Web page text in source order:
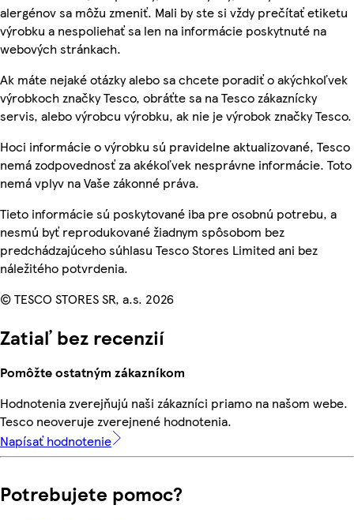
alergénov sa môžu zmeniť. Mali by ste si vždy prečítať etiketu
výrobku a nespoliehať sa len na informácie poskytnuté na
webových stránkach.
Ak máte nejaké otázky alebo sa chcete poradiť o akýchkoľvek
výrobkoch značky Tesco, obráťte sa na Tesco zákaznícky
servis, alebo výrobcu výrobku, ak nie je výrobok značky Tesco.
Hoci informácie o výrobku sú pravidelne aktualizované, Tesco
nemá zodpovednosť za akékoľvek nesprávne informácie. Toto
nemá vplyv na Vaše zákonné práva.
Tieto informácie sú poskytované iba pre osobnú potrebu, a
nesmú byť reprodukované žiadnym spôsobom bez
predchádzajúceho súhlasu Tesco Stores Limited ani bez
náležitého potvrdenia.
© TESCO STORES SR, a.s. 2026
Zatiaľ bez recenzií
Pomôžte ostatným zákazníkom
Hodnotenia zverejňujú naši zákazníci priamo na našom webe.
Tesco neoveruje zverejnené hodnotenia.
Napísať hodnotenie
Potrebujete pomoc?